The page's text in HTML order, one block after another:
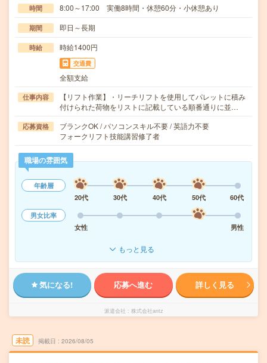
時間 8:00～17:00 実働8時間・休憩60分・小休憩あり
期間 即日～長期
時給 時給1400円
交通費
全額支給
仕事内容
【リフト作業】・リーチリフトを使用してパレットに積み
付けられた荷物をリストに記載している順番通りに並…
応募資格
ブランクOK / パソコンスキル不要 / 英語力不要
フォークリフト技能講習修了者
職場の雰囲気
年齢層
20代
30代 40代 50代
60代
男女比率
女性
男性
もっと見る
気になる! 応募へ進む 詳しく見る
派遣会社 株式会社antz
未読 掲載日 2026/08/05